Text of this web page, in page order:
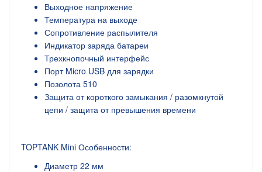
Выходное напряжение
Температура на выходе
Сопротивление распылителя
Индикатор заряда батареи
Трехкнопочный интерфейс
Порт Micro USB для зарядки
Позолота 510
Защита от короткого замыкания / разомкнутой
цепи / защита от превышения времени
TOPTANK Mini Особенности:
Диаметр 22 мм